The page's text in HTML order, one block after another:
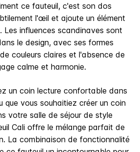
ce fauteuil, c'est son dos
l'œil et ajoute un élément
Les influences scandinaves sont
le design, avec ses formes
couleurs claires et l'absence de
calme et harmonie.
un coin lecture confortable dans
vous souhaitiez créer un coin
votre salle de séjour de style
Cali offre le mélange parfait de
La combinaison de fonctionnalité